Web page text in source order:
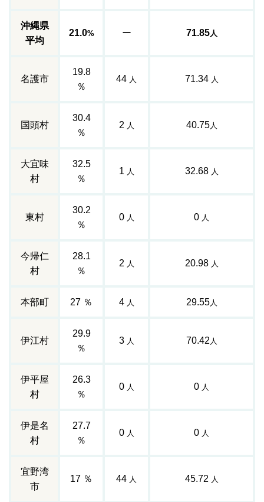
沖縄県
平均
21.0% ー 71.85人
名護市
19.8
％
44 人 71.34 人
国頭村
30.4
％
2 人 40.75人
大宜味
村
32.5
％
1 人 32.68 人
東村
30.2
％
0 人 0 人
今帰仁
村
28.1
％
2 人 20.98 人
本部町 27 ％ 4 人 29.55人
伊江村
29.9
％
3 人 70.42人
伊平屋
村
26.3
％
0 人 0 人
伊是名
村
27.7
％
0 人 0 人
宜野湾
市
17 ％ 44 人 45.72 人